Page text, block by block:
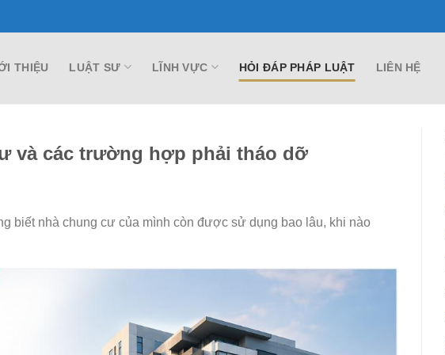
THIỆU LUẬT SƯ LĨNH VỰC HỎI ĐÁP PHÁP LUẬT LIÊN HỆ
và các trường hợp phải tháo dỡ
biết nhà chung cư của mình còn được sử dụng bao lâu, khi nào